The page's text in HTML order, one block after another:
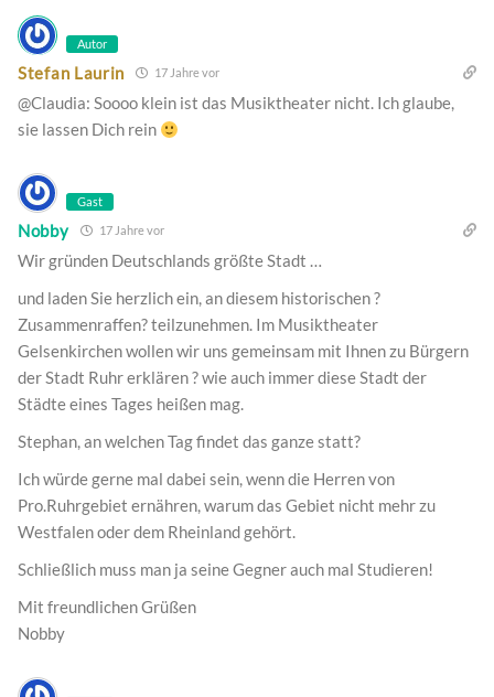
Autor
Stefan Laurin 17 Jahre vor
@Claudia: Soooo klein ist das Musiktheater nicht. Ich glaube,
sie lassen Dich rein
Gast
Nobby 17 Jahre vor
Wir gründen Deutschlands größte Stadt …
und laden Sie herzlich ein, an diesem historischen ?
Zusammenraffen? teilzunehmen. Im Musiktheater
Gelsenkirchen wollen wir uns gemeinsam mit Ihnen zu Bürgern
der Stadt Ruhr erklären ? wie auch immer diese Stadt der
Städte eines Tages heißen mag.
Stephan, an welchen Tag findet das ganze statt?
Ich würde gerne mal dabei sein, wenn die Herren von
Pro.Ruhrgebiet ernähren, warum das Gebiet nicht mehr zu
Westfalen oder dem Rheinland gehört.
Schließlich muss man ja seine Gegner auch mal Studieren!
Mit freundlichen Grüßen
Nobby